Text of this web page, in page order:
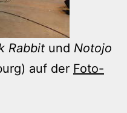
Rabbit und Notojo
auf der Foto-